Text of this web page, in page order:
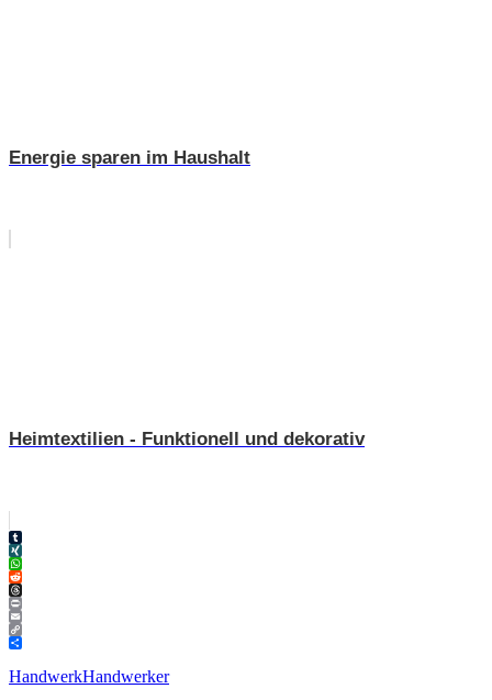
Energie sparen im Haushalt
Heimtextilien - Funktionell und dekorativ
Tumblr
XING
WhatsApp
Reddit
Threads
Print
Email
Copy
Link
Teilen
HandwerkHandwerker